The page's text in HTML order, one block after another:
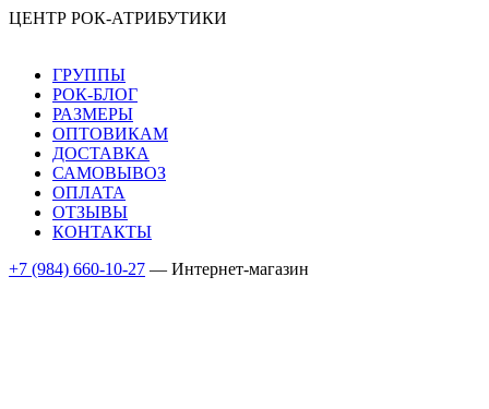
ЦЕНТР РОК-АТРИБУТИКИ
ГРУППЫ
РОК-БЛОГ
РАЗМЕРЫ
ОПТОВИКАМ
ДОСТАВКА
САМОВЫВОЗ
ОПЛАТА
ОТЗЫВЫ
КОНТАКТЫ
+7 (984) 660-10-27 — Интернет-магазин